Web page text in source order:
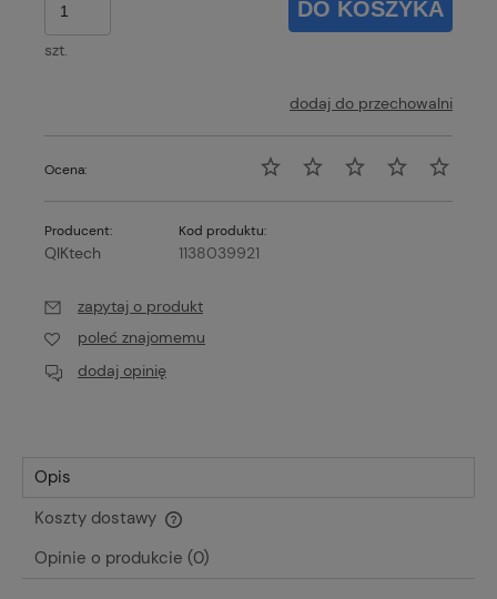
szt.
DO KOSZYKA
dodaj do przechowalni
Ocena:
Producent:
QIKtech
Kod produktu:
1138039921
zapytaj o produkt
poleć znajomemu
dodaj opinię
Opis
Koszty dostawy
Cena nie zawiera ewentualnych kosztów płatności
Opinie o produkcie (0)